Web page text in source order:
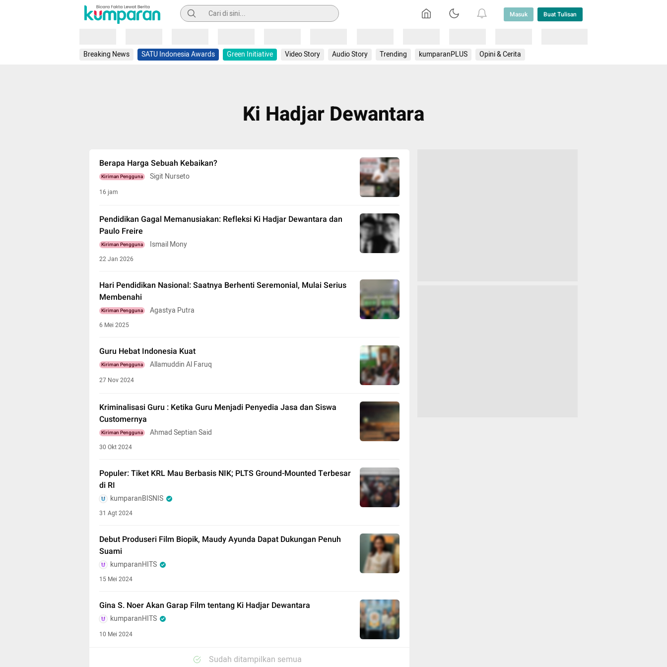
Pencarian Masuk Buat Tulisan
Breaking News SATU Indonesia Awards Green Initiative Video Story Audio Story Trending kumparanPLUS Opini & Cerita
Ki Hadjar Dewantara
Berapa Harga Sebuah Kebaikan?
Kiriman Pengguna Sigit Nurseto
16 jam
Pendidikan Gagal Memanusiakan: Refleksi Ki Hadjar Dewantara dan
Paulo Freire
Kiriman Pengguna Ismail Mony
22 Jan 2026
Hari Pendidikan Nasional: Saatnya Berhenti Seremonial, Mulai Serius
Membenahi
Kiriman Pengguna Agastya Putra
6 Mei 2025
Guru Hebat Indonesia Kuat
Kiriman Pengguna Allamuddin Al Faruq
27 Nov 2024
Kriminalisasi Guru : Ketika Guru Menjadi Penyedia Jasa dan Siswa
Customernya
Kiriman Pengguna Ahmad Septian Said
30 Okt 2024
Populer: Tiket KRL Mau Berbasis NIK; PLTS Ground-Mounted Terbesar
di RI
kumparanBISNIS
31 Agt 2024
Debut Produseri Film Biopik, Maudy Ayunda Dapat Dukungan Penuh
Suami
kumparanHITS
15 Mei 2024
Gina S. Noer Akan Garap Film tentang Ki Hadjar Dewantara
kumparanHITS
10 Mei 2024
Sudah ditampilkan semua